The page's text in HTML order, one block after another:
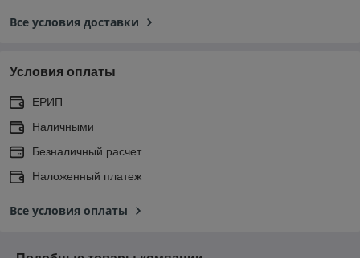
Все условия доставки
Условия оплаты
ЕРИП
Наличными
Безналичный расчет
Наложенный платеж
Все условия оплаты